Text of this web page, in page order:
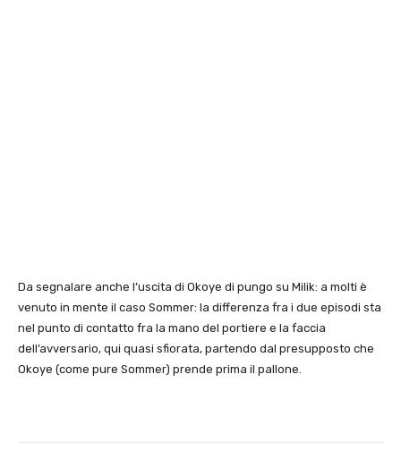
Da segnalare anche l’uscita di Okoye di pungo su Milik: a molti è
venuto in mente il caso Sommer: la differenza fra i due episodi sta
nel punto di contatto fra la mano del portiere e la faccia
dell’avversario, qui quasi sfiorata, partendo dal presupposto che
Okoye (come pure Sommer) prende prima il pallone.